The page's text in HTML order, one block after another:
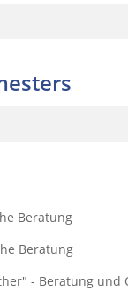
Beratung
Beratung
- Beratung und